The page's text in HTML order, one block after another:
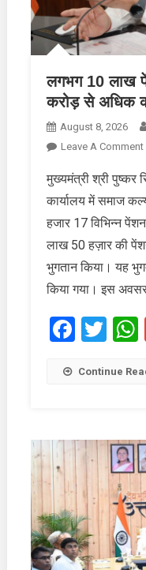
लगभग 10 लाख
करोड़ से अधिक
August 8, 2026
Leave A Comment
मुख्यमंत्री श्री पुष्कर
कार्यालय में समाज
हजार 17 विभिन्न
लाख 50 हज़ार की
भुगतान किया। यह
किया गया। इस
Continue